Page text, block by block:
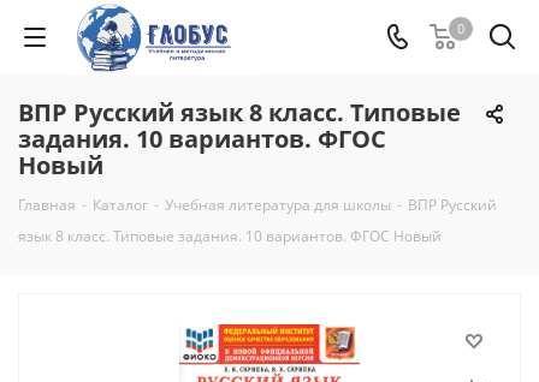
0
ВПР Русский язык 8 класс. Типовые
задания. 10 вариантов. ФГОС
Новый
Главная - Каталог - Учебная литература для школы - ВПР Русский
язык 8 класс. Типовые задания. 10 вариантов. ФГОС Новый